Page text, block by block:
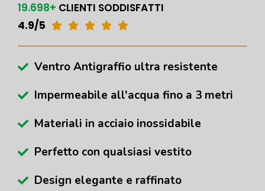
19.698+ CLIENTI SODDISFATTI
4.9/5
    
Ventro Antigraffio ultra resistente
Impermeabile all'acqua fino a 3 metri
Materiali in acciaio inossidabile
Perfetto con qualsiasi vestito
Design elegante e raffinato